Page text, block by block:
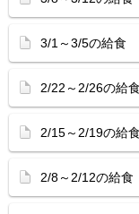
3/1～3/5の給食
2/22～2/26の給食
2/15～2/19の給食
2/8～2/12の給食